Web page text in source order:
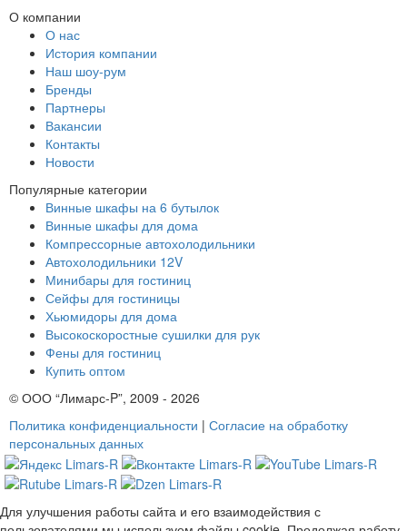
О компании
О нас
История компании
Наш шоу-рум
Бренды
Партнеры
Вакансии
Контакты
Новости
Популярные категории
Винные шкафы на 6 бутылок
Винные шкафы для дома
Компрессорные автохолодильники
Автохолодильники 12V
Минибары для гостиниц
Сейфы для гостиницы
Хьюмидоры для дома
Высокоскоростные сушилки для рук
Фены для гостиниц
Купить оптом
© ООО “Лимарс-P”, 2009 - 2026
Политика конфиденциальности | Согласие на обработку
персональных данных
Для улучшения работы сайта и его взаимодействия с